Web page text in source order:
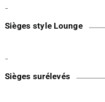
-
Sièges style Lounge
-
Sièges surélevés